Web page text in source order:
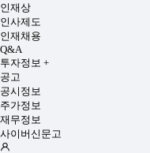
인재상
인사제도
인재채용
Q&A
투자정보 +
공고
공시정보
주가정보
재무정보
사이버신문고